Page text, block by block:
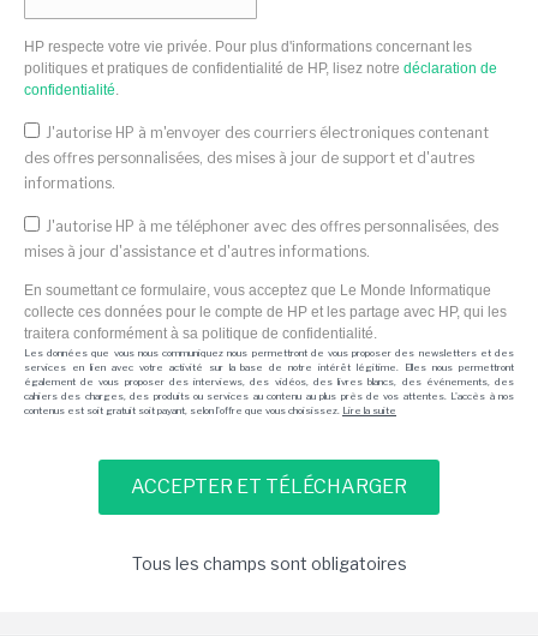
HP respecte votre vie privée. Pour plus d'informations concernant les
politiques et pratiques de confidentialité de HP, lisez notre déclaration de
confidentialité.
J'autorise HP à m'envoyer des courriers électroniques contenant
des offres personnalisées, des mises à jour de support et d'autres
informations.
J'autorise HP à me téléphoner avec des offres personnalisées, des
mises à jour d'assistance et d'autres informations.
En soumettant ce formulaire, vous acceptez que Le Monde Informatique
collecte ces données pour le compte de HP et les partage avec HP, qui les
traitera conformément à sa politique de confidentialité.
Les données que vous nous communiquez nous permettront de vous proposer des newsletters et des
services en lien avec votre activité sur la base de notre intérêt légitime. Elles nous permettront
également de vous proposer des interviews, des vidéos, des livres blancs, des événements, des
cahiers des charges, des produits ou services au contenu au plus près de vos attentes. L'accès à nos
contenus est soit gratuit soit payant, selon l'offre que vous choisissez. Lire la suite
Tous les champs sont obligatoires